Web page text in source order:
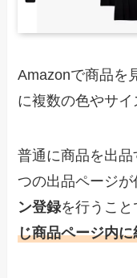
Amazonで商品を
に複数の色やサイ
普通に商品を出
つの出品ページ
ン登録を行うこと
じ商品ページ内に